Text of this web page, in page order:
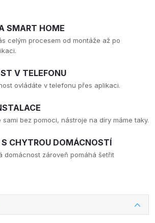
SMART HOME
celým procesem od montáže až po
V TELEFONU
ovládáte v telefonu přes aplikaci.
sami bez pomoci, nástroje na díry máme taky.
S CHYTROU DOMÁCNOSTÍ
domácnost zároveň pomáhá šetřit